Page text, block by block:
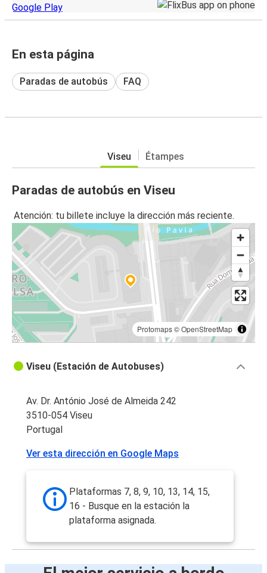
En esta página
Paradas de autobús FAQ
Viseu Étampes
Paradas de autobús en Viseu
Atención: tu billete incluye la dirección más reciente.
Protomaps©OpenStreetMap
Viseu (Estación de Autobuses)
Av. Dr. António José de Almeida 242
3510-054 Viseu
Portugal
Ver esta dirección en Google Maps
Plataformas 7, 8, 9, 10, 13, 14, 15,
16 - Busque en la estación la
plataforma asignada.